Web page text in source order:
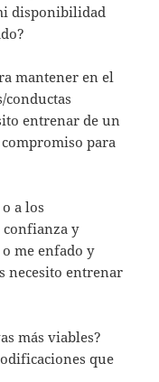
disponibilidad
mantener en el
conductas
entrenar de un
para
a los
confianza y
me enfado y
necesito entrenar
más viables?
que